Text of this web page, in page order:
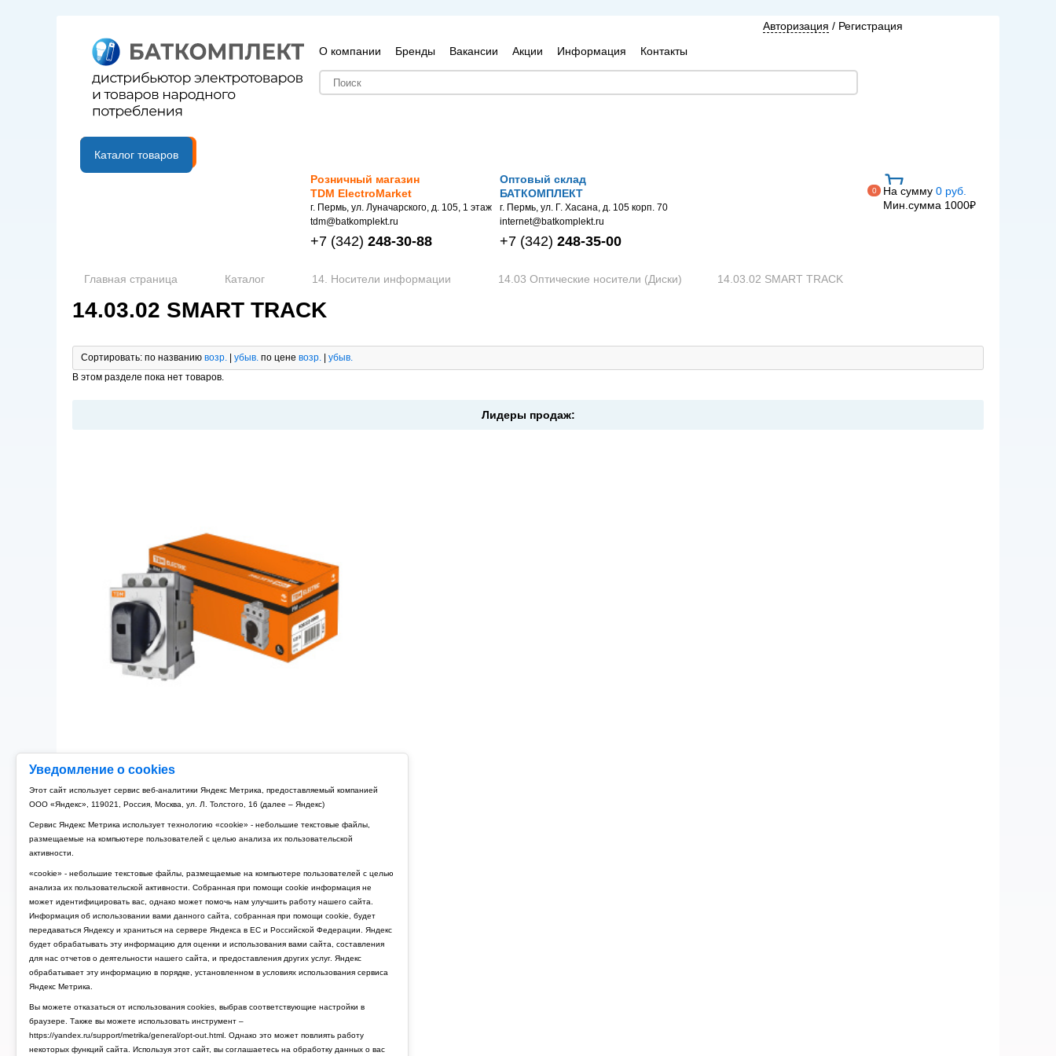
Уведомление о cookies
Этот сайт использует сервис веб-аналитики Яндекс Метрика, предоставляемый компанией
ООО «Яндекс», 119021, Россия, Москва, ул. Л. Толстого, 16 (далее – Яндекс)
Сервис Яндекс Метрика использует технологию «cookie» - небольшие текстовые файлы,
размещаемые на компьютере пользователей с целью анализа их пользовательской
активности.
«cookie» - небольшие текстовые файлы, размещаемые на компьютере пользователей с целью
анализа их пользовательской активности. Собранная при помощи cookie информация не
может идентифицировать вас, однако может помочь нам улучшить работу нашего сайта.
Информация об использовании вами данного сайта, собранная при помощи cookie, будет
передаваться Яндексу и храниться на сервере Яндекса в ЕС и Российской Федерации. Яндекс
будет обрабатывать эту информацию для оценки и использования вами сайта, составления
для нас отчетов о деятельности нашего сайта, и предоставления других услуг. Яндекс
обрабатывает эту информацию в порядке, установленном в условиях использования сервиса
Яндекс Метрика.
Вы можете отказаться от использования cookies, выбрав соответствующие настройки в
браузере. Также вы можете использовать инструмент –
https://yandex.ru/support/metrika/general/opt-out.html. Однако это может повлиять работу
некоторых функций сайта. Используя этот сайт, вы соглашаетесь на обработку данных о вас
О компании Бренды Вакансии Акции Информация Контакты
Авторизация / Регистрация
B2B портал
Каталог товаров
Розничный магазин
TDM ElectroMarket
г. Пермь, ул. Луначарского, д. 105, 1 этаж
tdm@batkomplekt.ru
+7 (342) 248-30-88
Оптовый склад
БАТКОМПЛЕКТ
г. Пермь, ул. Г. Хасана, д. 105 корп. 70
internet@batkomplekt.ru
+7 (342) 248-35-00
0 На сумму 0 руб.
Мин.сумма 1000₽
Главная страница Каталог 14. Носители информации 14.03 Оптические носители (Диски) 14.03.02 SMART TRACK
14.03.02 SMART TRACK
Сортировать: по названию возр. | убыв. по цене возр. | убыв.
В этом разделе пока нет товаров.
Лидеры продаж: